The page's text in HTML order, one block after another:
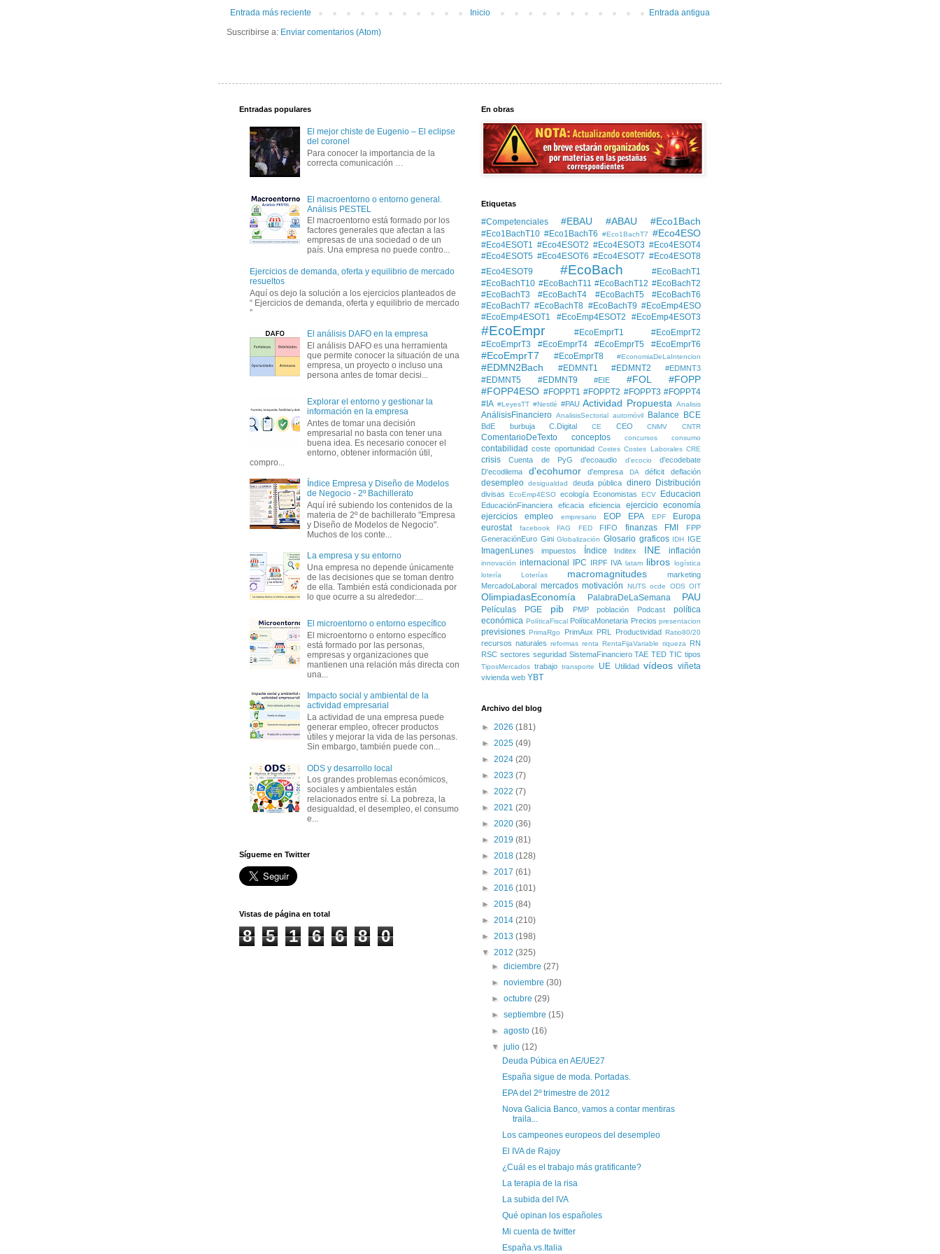
Entrada más reciente Entrada antigua
Inicio
Suscribirse a: Enviar comentarios (Atom)
Entradas populares
El mejor chiste de Eugenio – El eclipse
del coronel
Para conocer la importancia de la
correcta comunicación …
El macroentorno o entorno general.
Análisis PESTEL
El macroentorno está formado por los
factores generales que afectan a las
empresas de una sociedad o de un
país. Una empresa no puede contro...
Ejercicios de demanda, oferta y equilibrio de mercado
resueltos
Aquí os dejo la solución a los ejercicios planteados de
“ Ejercicios de demanda, oferta y equilibrio de mercado
”
El análisis DAFO en la empresa
El análisis DAFO es una herramienta
que permite conocer la situación de una
empresa, un proyecto o incluso una
persona antes de tomar decisi...
Explorar el entorno y gestionar la
información en la empresa
Antes de tomar una decisión
empresarial no basta con tener una
buena idea. Es necesario conocer el
entorno, obtener información útil,
compro...
Índice Empresa y Diseño de Modelos
de Negocio - 2º Bachillerato
Aquí iré subiendo los contenidos de la
materia de 2º de bachillerato "Empresa
y Diseño de Modelos de Negocio".
Muchos de los conte...
La empresa y su entorno
Una empresa no depende únicamente
de las decisiones que se toman dentro
de ella. También está condicionada por
lo que ocurre a su alrededor:...
El microentorno o entorno específico
El microentorno o entorno específico
está formado por las personas,
empresas y organizaciones que
mantienen una relación más directa con
una...
Impacto social y ambiental de la
actividad empresarial
La actividad de una empresa puede
generar empleo, ofrecer productos
útiles y mejorar la vida de las personas.
Sin embargo, también puede con...
ODS y desarrollo local
Los grandes problemas económicos,
sociales y ambientales están
relacionados entre sí. La pobreza, la
desigualdad, el desempleo, el consumo
e...
Sígueme en Twitter
Vistas de página en total
8 5 1 6 6 8 0
En obras
Etiquetas
#Competenciales #EBAU #ABAU #Eco1Bach
#Eco1BachT10 #Eco1BachT6 #Eco1BachT7 #Eco4ESO
#Eco4ESOT1 #Eco4ESOT2 #Eco4ESOT3 #Eco4ESOT4
#Eco4ESOT5 #Eco4ESOT6 #Eco4ESOT7 #Eco4ESOT8
#Eco4ESOT9
#EcoBach
#EcoBachT1
#EcoBachT10 #EcoBachT11 #EcoBachT12 #EcoBachT2
#EcoBachT3
#EcoBachT4 #EcoBachT5
#EcoBachT6
#EcoBachT7 #EcoBachT8 #EcoBachT9 #EcoEmp4ESO
#EcoEmp4ESOT1
#EcoEmp4ESOT2 #EcoEmp4ESOT3
#EcoEmpr #EcoEmprT1
#EcoEmprT2
#EcoEmprT3
#EcoEmprT4 #EcoEmprT5 #EcoEmprT6
#EcoEmprT7 #EcoEmprT8 #EconomiaDeLaIntencion
#EDMN2Bach #EDMNT1 #EDMNT2 #EDMNT3
#EDMNT5 #EDMNT9 #EIE #FOL
#FOPP
#FOPP4ESO #FOPPT1 #FOPPT2 #FOPPT3 #FOPPT4
#IA #LeyesTT #Nestlé #PAU Actividad Propuesta Analisis
AnálisisFinanciero AnalisisSectorial automóvil Balance BCE
BdE burbuja C.Digital CE CEO CNMV CNTR
ComentarioDeTexto conceptos concursos consumo
contabilidad coste oportunidad Costes Costes Laborales CRE
crisis Cuenta de PyG d'ecoaudio d'ecocio
d'ecodebate
D'ecodilema
d'ecohumor d'empresa DA déficit deflación
desempleo desigualdad deuda pública dinero Distribución
divisas EcoEmp4ESO ecología Economistas ECV Educacion
EducaciónFinanciera eficacia eficiencia
ejercicio economía
ejercicios
empleo empresario EOP EPA EPF
Europa
eurostat
facebook FAG FED FIFO finanzas FMI
FPP
GeneraciónEuro Gini Globalización Glosario graficos IDH IGE
ImagenLunes impuestos Índice Inditex INE inflación
innovación internacional IPC IRPF IVA latam libros logística
lotería
Loterías macromagnitudes
marketing
MercadoLaboral mercados motivación NUTS ocde ODS OIT
OlimpiadasEconomía PalabraDeLaSemana PAU
Películas PGE pib PMP población Podcast
política
económica PolíticaFiscal PolíticaMonetaria Precios presentacion
previsiones PrimaRgo PrimAux PRL Productividad Ratio80/20
recursos naturales reformas renta RentaFijaVariable riqueza
RN
RSC sectores seguridad SistemaFinanciero TAE TED TIC tipos
TiposMercados trabajo transporte UE Utilidad vídeos viñeta
vivienda web YBT
Archivo del blog
► 2026 (181)
► 2025 (49)
► 2024 (20)
► 2023 (7)
► 2022 (7)
► 2021 (20)
► 2020 (36)
► 2019 (81)
► 2018 (128)
► 2017 (61)
► 2016 (101)
► 2015 (84)
► 2014 (210)
► 2013 (198)
▼ 2012 (325)
►diciembre(27)
►noviembre(30)
►octubre(29)
►septiembre(15)
►agosto(16)
▼julio(12)
Deuda Púbica en AE/UE27
España sigue de moda. Portadas.
EPA del 2º trimestre de 2012
Nova Galicia Banco, vamos a contar mentiras
traila...
Los campeones europeos del desempleo
El IVA de Rajoy
¿Cuál es el trabajo más gratificante?
La terapia de la risa
La subida del IVA
Qué opinan los españoles
Mi cuenta de twitter
España.vs.Italia